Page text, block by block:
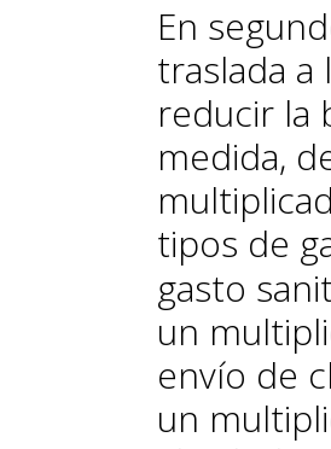
En
traslada a
reducir la
medida,
tipos de
gasto
un
envío de
un